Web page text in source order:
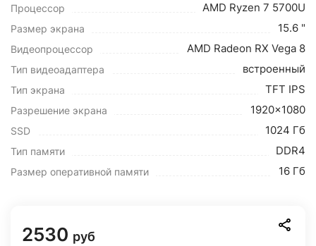
Процессор AMD Ryzen 7 5700U
Размер экрана 15.6 "
Видеопроцессор AMD Radeon RX Vega 8
Тип видеоадаптера встроенный
Тип экрана TFT IPS
Разрешение экрана 1920x1080
SSD 1024 Гб
Тип памяти DDR4
Размер оперативной памяти 16 Гб
2530 руб